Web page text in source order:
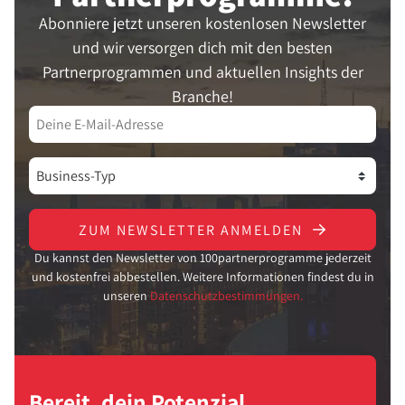
Abonniere jetzt unseren kostenlosen Newsletter
und wir versorgen dich mit den besten
Partnerprogrammen und aktuellen Insights der
Branche!
ZUM NEWSLETTER ANMELDEN
Du kannst den Newsletter von 100partnerprogramme jederzeit
und kostenfrei abbestellen. Weitere Informationen findest du in
unseren Datenschutzbestimmungen.